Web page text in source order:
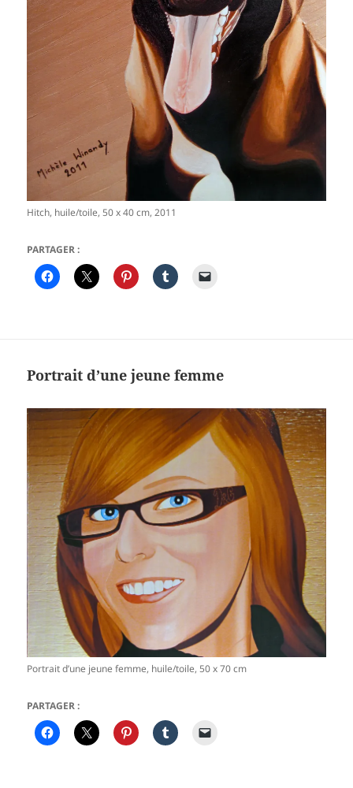
Hitch, huile/toile, 50 x 40 cm, 2011
PARTAGER :
Portrait d’une jeune femme
Portrait d’une jeune femme, huile/toile, 50 x 70 cm
PARTAGER :